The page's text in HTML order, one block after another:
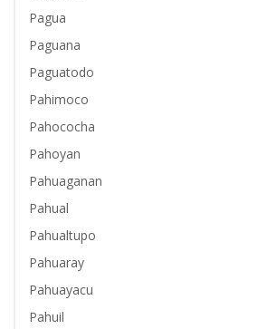
Pagua
Paguana
Paguatodo
Pahimoco
Pahococha
Pahoyan
Pahuaganan
Pahual
Pahualtupo
Pahuaray
Pahuayacu
Pahuil